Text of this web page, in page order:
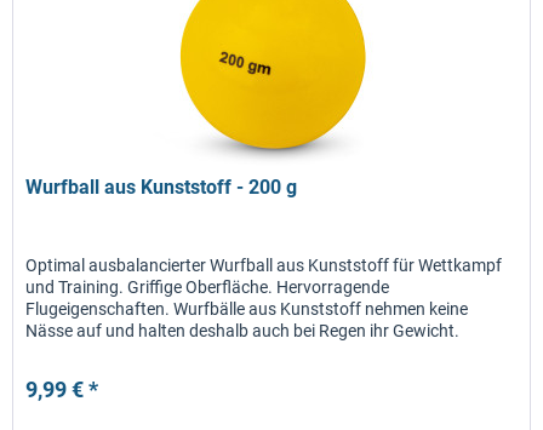
Wurfball aus Kunststoff - 200 g
Optimal ausbalancierter Wurfball aus Kunststoff für Wettkampf
und Training. Griffige Oberfläche. Hervorragende
Flugeigenschaften. Wurfbälle aus Kunststoff nehmen keine
Nässe auf und halten deshalb auch bei Regen ihr Gewicht.
9,99 € *